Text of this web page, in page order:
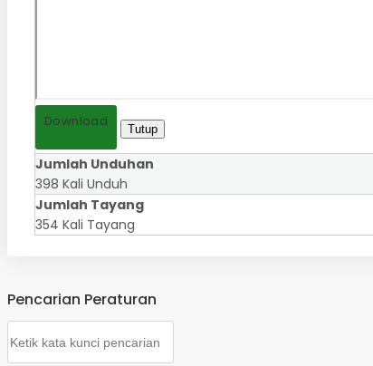
Download Tutup
Jumlah Unduhan
398 Kali Unduh
Jumlah Tayang
354 Kali Tayang
Pencarian Peraturan